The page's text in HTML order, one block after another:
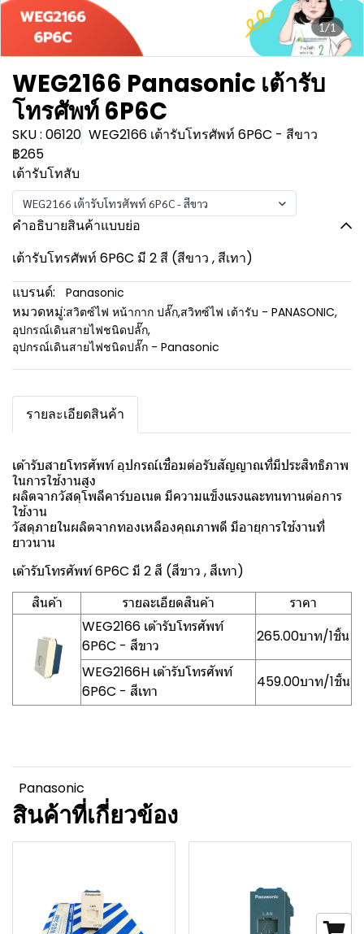
1/1
WEG2166 Panasonic เต้ารับ
โทรศัพท์ 6P6C
SKU : 06120 WEG2166 เต้ารับโทรศัพท์ 6P6C - สีขาว
฿265
เต้ารับโทสับ
WEG2166 เต้ารับโทรศัพท์ 6P6C - สีขาว
คำอธิบายสินค้าแบบย่อ
เต้ารับโทรศัพท์ 6P6C มี 2 สี (สีขาว , สีเทา)
แบรนด์:
Panasonic
หมวดหมู่:สวิตซ์ไฟ หน้ากาก ปลั๊ก,สวิทซ์ไฟ เต้ารับ - PANASONIC,
อุปกรณ์เดินสายไฟชนิดปลั๊ก,
อุปกรณ์เดินสายไฟชนิดปลั๊ก - Panasonic
รายละเอียดสินค้า
เต้ารับสายโทรศัพท์ อุปกรณ์เชื่อมต่อรับสัญญาณที่มีประสิทธิภาพ
ในการใช้งานสูง
ผลิตจากวัสดุโพลีคาร์บอเนต มีความแข็งแรงและทนทานต่อการ
ใช้งาน
วัสดุภายในผลิตจากทองเหลืองคุณภาพดี มีอายุการใช้งานที่
ยาวนาน
เต้ารับโทรศัพท์ 6P6C มี 2 สี (สีขาว , สีเทา)
สินค้า
รายละเอียดสินค้า
ราคา
WEG2166 เต้ารับโทรศัพท์
6P6C - สีขาว
265.00บาท/1ชิ้น
WEG2166H เต้ารับโทรศัพท์
6P6C - สีเทา
459.00บาท/1ชิ้น
Panasonic
สินค้าที่เกี่ยวข้อง